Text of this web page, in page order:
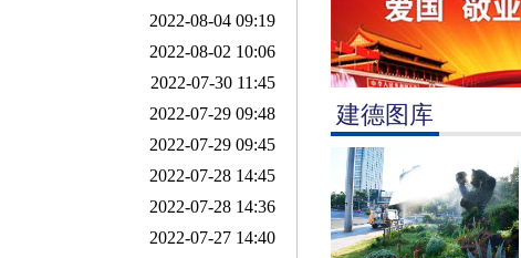
建德图库
2022-08-04 09:19
2022-08-02 10:06
2022-07-30 11:45
2022-07-29 09:48
2022-07-29 09:45
2022-07-28 14:45
2022-07-28 14:36
2022-07-27 14:40